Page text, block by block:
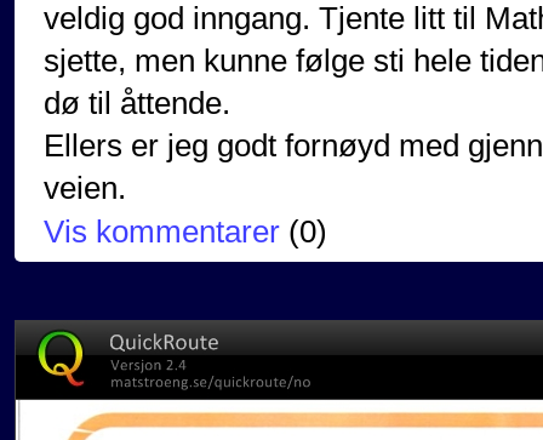
veldig god inngang. Tjente litt til
sjette, men kunne følge sti hele
dø til åttende.
Ellers er jeg godt fornøyd med
veien.
Vis kommentarer (0)